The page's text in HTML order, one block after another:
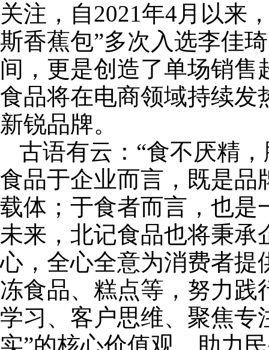
关注，自2021年4月以来
斯香蕉包”多次入选李佳
间，更是创造了单场销售
食品将在电商领域持续发
新锐品牌。
古语有云：“食不厌精
食品于企业而言，既是品
载体；于食者而言，也是
未来，北记食品也将秉承
心，全心全意为消费者提
冻食品、糕点等，努力践
学习、客户思维、聚焦专